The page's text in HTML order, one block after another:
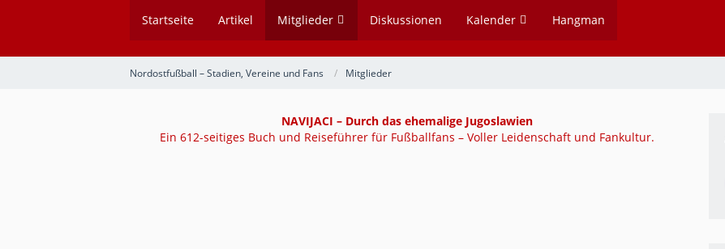
Startseite Artikel Mitglieder Diskussionen Kalender Hangman
Nordostfußball – Stadien, Vereine und Fans Mitglieder
NAVIJACI – Durch das ehemalige Jugoslawien
Ein 612-seitiges Buch und Reiseführer für Fußballfans – Voller Leidenschaft und Fankultur.